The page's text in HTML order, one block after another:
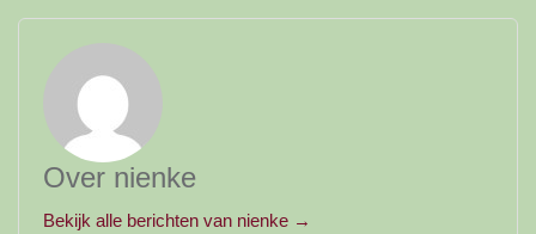
Over nienke
Bekijk alle berichten van nienke →